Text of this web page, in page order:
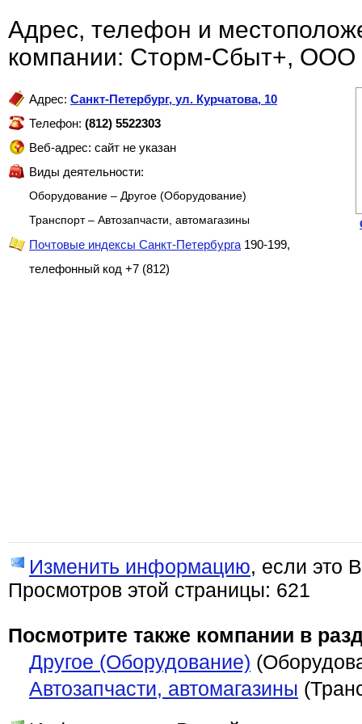
Адрес, телефон и
компании: Сторм-Сбыт+, ООО
Адрес: Санкт-Петербург, ул. Курчатова, 10
Телефон: (812) 5522303
Веб-адрес: сайт не указан
Виды деятельности:
Оборудование – Другое (Оборудование)
Транспорт – Автозапчасти, автомагазины
Почтовые индексы Санкт-Петербурга 190-199,
телефонный код +7 (812)
Изменить информацию, если это
Просмотров этой страницы: 621
Посмотрите также компании в
Другое (Оборудование)
Автозапчасти, автомагазины